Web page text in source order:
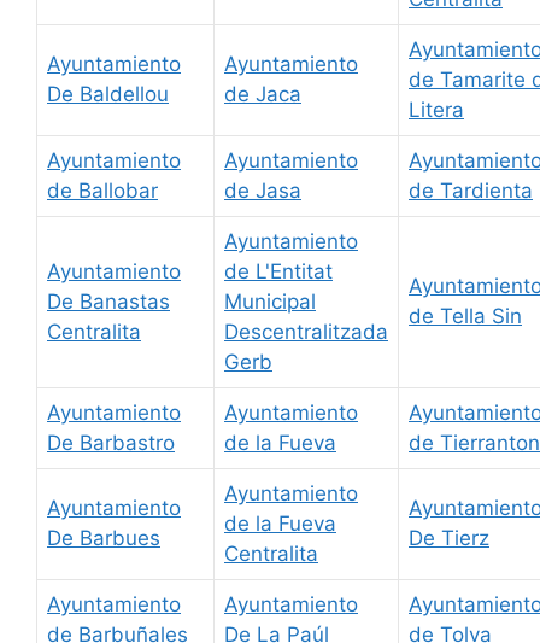
Ayuntamiento
De Baldellou
Ayuntamiento
de Jaca
de Tamarite
Litera
Ayuntamiento
de Ballobar
Ayuntamiento
de Jasa
de Tardienta
Ayuntamiento
De Banastas
Centralita
Ayuntamiento
de L'Entitat
Municipal
Descentralitzada
Gerb
de Tella Sin
Ayuntamiento
De Barbastro
Ayuntamiento
de la Fueva
de
Ayuntamiento
De Barbues
Ayuntamiento
de la Fueva
Centralita
De Tierz
Ayuntamiento
de Barbuñales
Ayuntamiento
De La Paúl
de Tolva